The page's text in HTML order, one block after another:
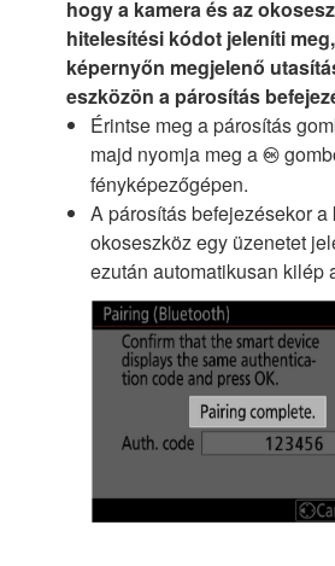
hogy a kamera és az
hitelesítési kódot jeleníti
képernyőn megjelenő
eszközön a párosítás
Érintse meg a párosítás
majd nyomja meg a J
fényképezőgépen.
A párosítás befejezésekor a
okoseszköz egy üzenetet
ezután automatikusan kilép